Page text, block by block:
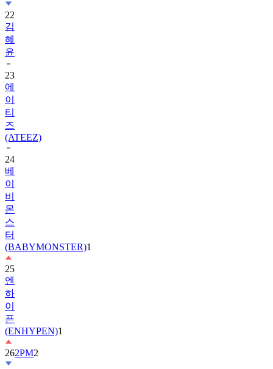
22
김
혜
윤
23
에
이
티
즈
(ATEEZ)
24
베
이
비
몬
스
터
(BABYMONSTER)1
25
엔
하
이
픈
(ENHYPEN)1
262PM2